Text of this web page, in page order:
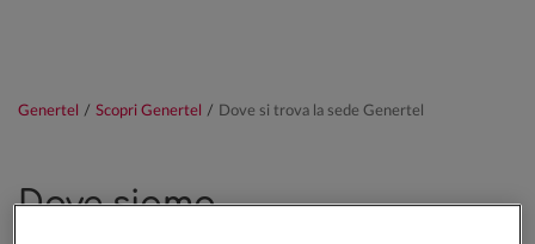
Genertel / Scopri Genertel / Dove si trova la sede Genertel
Dove siamo